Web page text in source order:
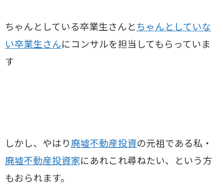
ちゃんとしている卒業生さんと ちゃんとしていな
い卒業生さんにコンサルを担当してもらっていま
す
しかし、やはり 廃墟不動産投資の元祖である私・
廃墟不動産投資家にあれこれ尋ねたい、という方
もおられます。